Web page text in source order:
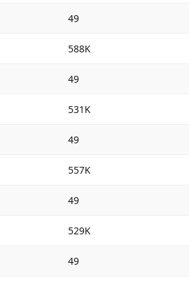
49
588K
49
531K
49
557K
49
529K
49